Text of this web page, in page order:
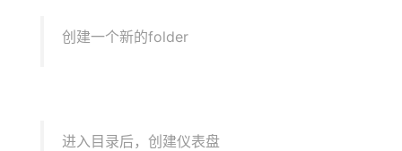
创建一个新的folder
进入目录后，创建仪表盘